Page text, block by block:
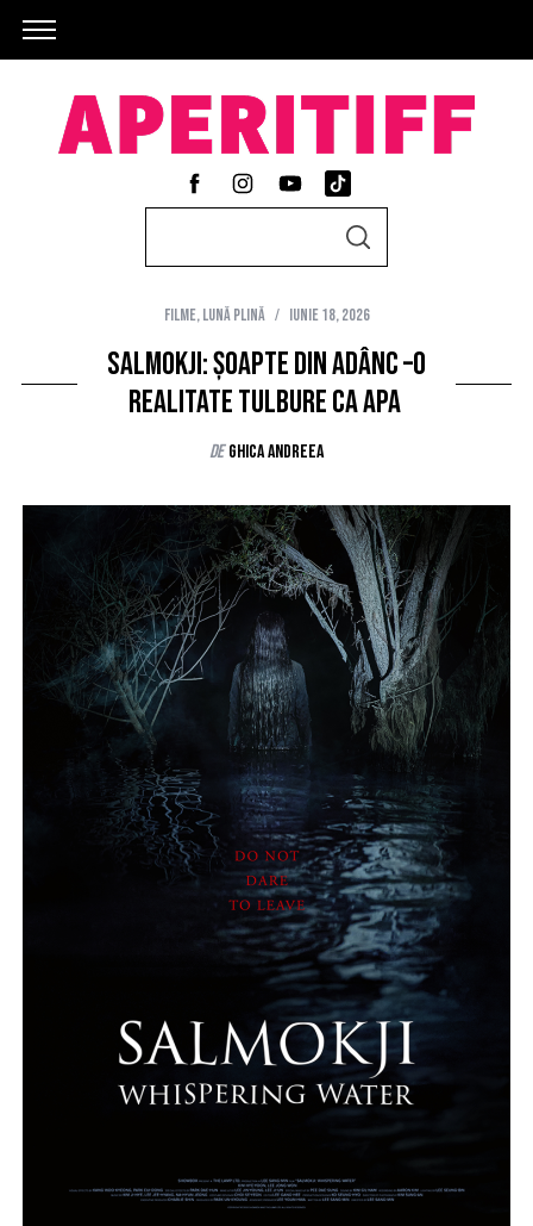
c
h
S
C
H
Filme,Lună Plină iunie 18, 2026
Salmokji: Șoapte din adânc –o
realitate tulbure ca apa
de Ghica Andreea